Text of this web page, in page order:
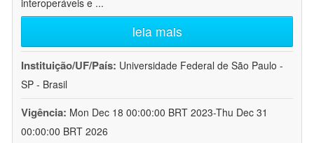
interoperáveis e ...
leia mais
Instituição/UF/País: Universidade Federal de São Paulo -
SP - Brasil
Vigência: Mon Dec 18 00:00:00 BRT 2023-Thu Dec 31
00:00:00 BRT 2026